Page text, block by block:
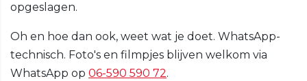
opgeslagen.
Oh en hoe dan ook, weet wat je doet. WhatsApp-
technisch. Foto's en filmpjes blijven welkom via
WhatsApp op 06-590 590 72.